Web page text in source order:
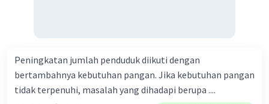
Peningkatan jumlah penduduk diikuti dengan
bertambahnya kebutuhan pangan. Jika kebutuhan pangan
tidak terpenuhi, masalah yang dihadapi berupa ....